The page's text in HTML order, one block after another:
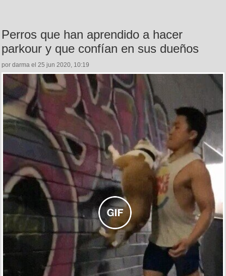
Perros que han aprendido a hacer
parkour y que confían en sus dueños
por darma el 25 jun 2020, 10:19